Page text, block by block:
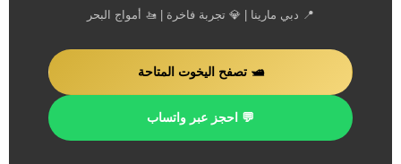
📍 دبي مارينا | 💎 تجربة فاخرة | 🚤 أمواج البحر
🛥️ تصفح اليخوت المتاحة
💬 احجز عبر واتساب